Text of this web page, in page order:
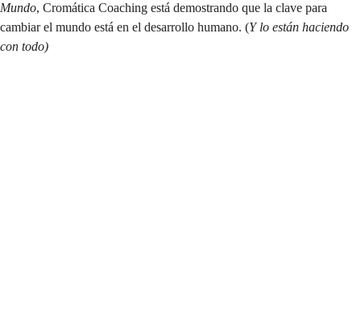
Mundo, Cromática Coaching está demostrando que la clave para
cambiar el mundo está en el desarrollo humano. (Y lo están haciendo
con todo)